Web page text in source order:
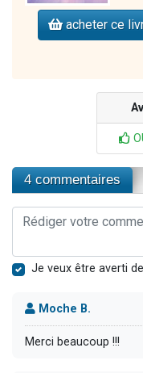
acheter ce
4 commentaires
Je veux être averti
Moche B.
Merci beaucoup !!!